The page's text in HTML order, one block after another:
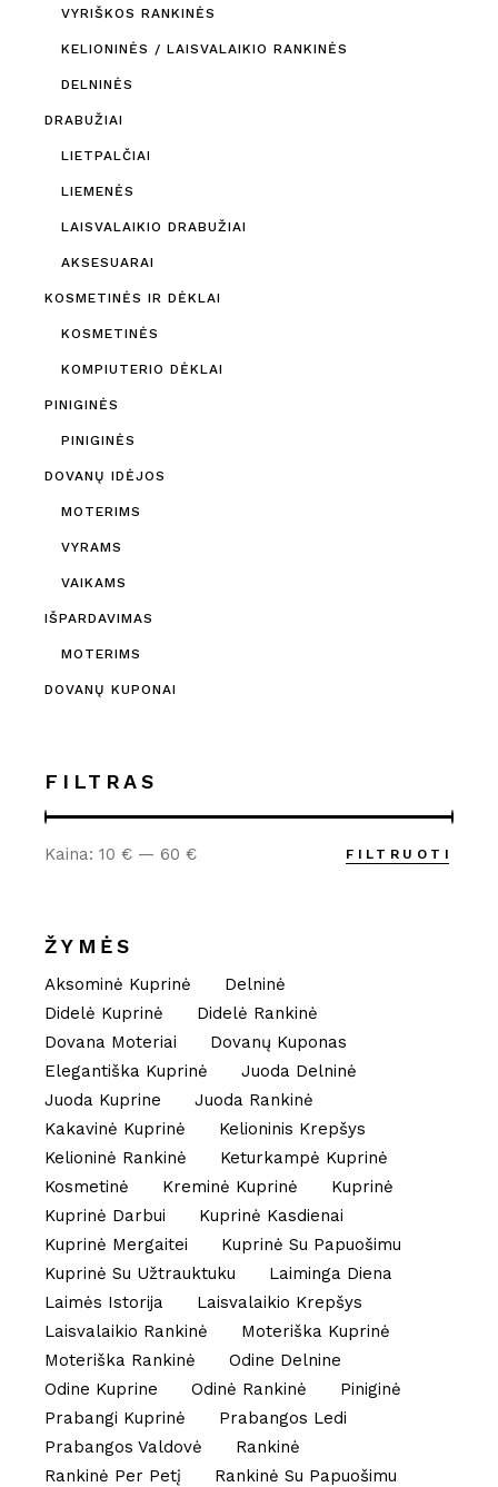
VYRIŠKOS RANKINĖS
KELIONINĖS / LAISVALAIKIO RANKINĖS
DELNINĖS
DRABUŽIAI
LIETPALČIAI
LIEMENĖS
LAISVALAIKIO DRABUŽIAI
AKSESUARAI
KOSMETINĖS IR DĖKLAI
KOSMETINĖS
KOMPIUTERIO DĖKLAI
PINIGINĖS
PINIGINĖS
DOVANŲ IDĖJOS
MOTERIMS
VYRAMS
VAIKAMS
IŠPARDAVIMAS
MOTERIMS
DOVANŲ KUPONAI
FILTRAS
FILTRUOTI
Kaina:10 € — 60 €
ŽYMĖS
Aksominė Kuprinė
Delninė
Didelė Kuprinė
Didelė Rankinė
Dovana Moteriai
Dovanų Kuponas
Elegantiška Kuprinė
Juoda Delninė
Juoda Kuprine
Juoda Rankinė
Kakavinė Kuprinė
Kelioninis Krepšys
Kelioninė Rankinė
Keturkampė Kuprinė
Kosmetinė
Kreminė Kuprinė
Kuprinė
Kuprinė Darbui
Kuprinė Kasdienai
Kuprinė Mergaitei
Kuprinė Su Papuošimu
Kuprinė Su Užtrauktuku
Laiminga Diena
Laimės Istorija
Laisvalaikio Krepšys
Laisvalaikio Rankinė
Moteriška Kuprinė
Moteriška Rankinė
Odine Delnine
Odine Kuprine
Odinė Rankinė
Piniginė
Prabangi Kuprinė
Prabangos Ledi
Prabangos Valdovė
Rankinė
Rankinė Per Petį
Rankinė Su Papuošimu